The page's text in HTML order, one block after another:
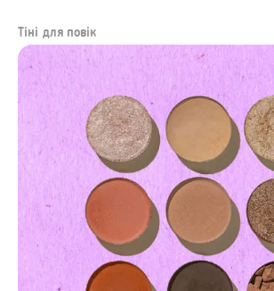
Тіні для повік